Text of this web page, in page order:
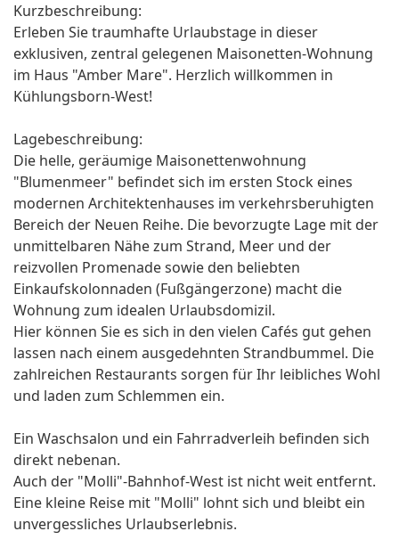
Kurzbeschreibung:
Erleben Sie traumhafte Urlaubstage in dieser
exklusiven, zentral gelegenen Maisonetten-Wohnung
im Haus "Amber Mare". Herzlich willkommen in
Kühlungsborn-West!
Lagebeschreibung:
Die helle, geräumige Maisonettenwohnung
"Blumenmeer" befindet sich im ersten Stock eines
modernen Architektenhauses im verkehrsberuhigten
Bereich der Neuen Reihe. Die bevorzugte Lage mit der
unmittelbaren Nähe zum Strand, Meer und der
reizvollen Promenade sowie den beliebten
Einkaufskolonnaden (Fußgängerzone) macht die
Wohnung zum idealen Urlaubsdomizil.
Hier können Sie es sich in den vielen Cafés gut gehen
lassen nach einem ausgedehnten Strandbummel. Die
zahlreichen Restaurants sorgen für Ihr leibliches Wohl
und laden zum Schlemmen ein.
Ein Waschsalon und ein Fahrradverleih befinden sich
direkt nebenan.
Auch der "Molli"-Bahnhof-West ist nicht weit entfernt.
Eine kleine Reise mit "Molli" lohnt sich und bleibt ein
unvergessliches Urlaubserlebnis.